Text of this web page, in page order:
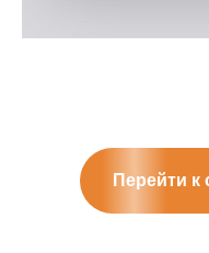
Перейти к